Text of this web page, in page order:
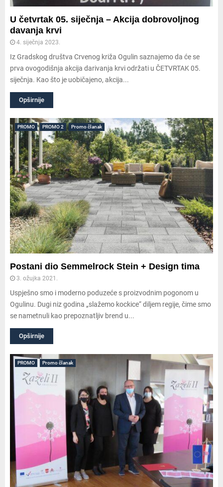
U četvrtak 05. siječnja – Akcija dobrovoljnog
davanja krvi
4. siječnja 2023.
Iz Gradskog društva Crvenog križa Ogulin saznajemo da će se
prva ovogodišnja akcija darivanja krvi održati u ČETVRTAK 05.
siječnja. Kao što je uobičajeno, akcija...
Opširnije
PROMO PROMO 2 Promo članak
Postani dio Semmelrock Stein + Design tima
3. ožujka 2021.
Uspješno smo i moderno poduzeće s proizvodnim pogonom u
Ogulinu. Dugi niz godina „slažemo kockice“ diljem regije, čime smo
se nametnuli kao prepoznatljiv brend u...
Opširnije
PROMO Promo članak